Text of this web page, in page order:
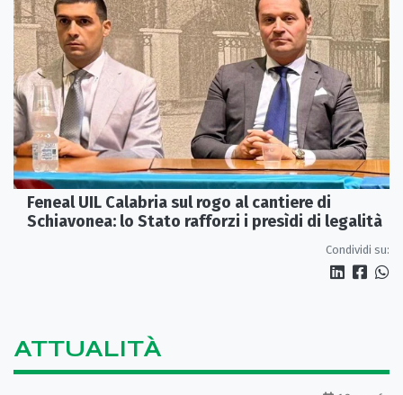
Feneal UIL Calabria sul rogo al cantiere di
Schiavonea: lo Stato rafforzi i presìdi di legalità
Condividi su:
ATTUALITÀ